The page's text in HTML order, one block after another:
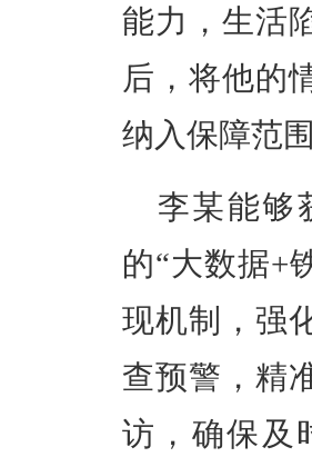
能力，生活
后，将他的
纳入保障范围
李某能够
的“大数据+
现机制，强
查预警，精
访，确保及